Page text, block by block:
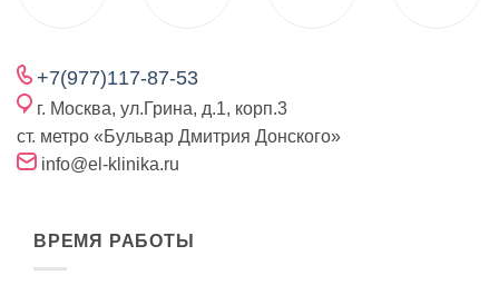
+7(977)117-87-53
г. Москва, ул.Грина, д.1, корп.3
ст. метро «Бульвар Дмитрия Донского»
info@el-klinika.ru
ВРЕМЯ РАБОТЫ